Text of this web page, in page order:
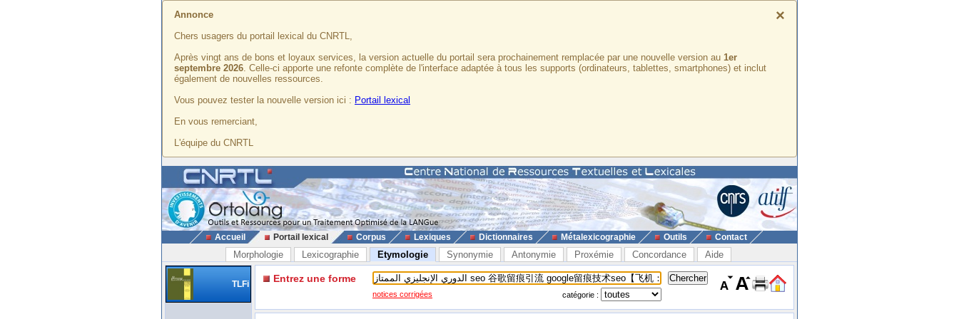
×
Annonce
Chers usagers du portail lexical du CNRTL,
Après vingt ans de bons et loyaux services, la version actuelle du portail sera prochainement remplacée par une nouvelle version au 1er
septembre 2026. Celle-ci apporte une refonte complète de l'interface adaptée à tous les supports (ordinateurs, tablettes, smartphones) et inclut
également de nouvelles ressources.
Vous pouvez tester la nouvelle version ici : Portail lexical
En vous remerciant,
L'équipe du CNRTL
Accueil Portail lexical Corpus Lexiques Dictionnaires Métalexicographie Outils Contact
Morphologie Lexicographie Etymologie Synonymie Antonymie Proxémie Concordance Aide
TLFi Entrez une forme
notices corrigées catégorie :